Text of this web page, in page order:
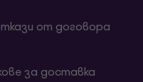
от договора
за доставка